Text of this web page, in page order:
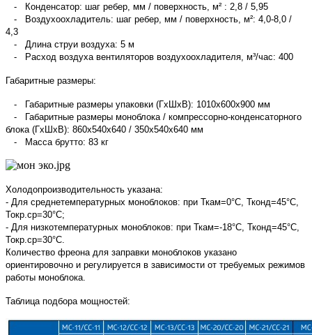
- Конденсатор: шаг ребер, мм / поверхность, м² : 2,8 / 5,95
- Воздухоохладитель: шаг ребер, мм / поверхность, м²: 4,0-8,0 /
4,3
- Длина струи воздуха: 5 м
- Расход воздуха вентиляторов воздухоохладителя, м³/час: 400
Габаритные размеры:
- Габаритные размеры упаковки (ГхШхВ): 1010х600х900 мм
- Габаритные размеры моноблока / компрессорно-конденсаторного
блока (ГхШхВ): 860х540х640 / 350х540х640 мм
- Масса брутто: 83 кг
Холодопроизводительность указана:
- Для среднетемпературных моноблоков: при Ткам=0°С, Тконд=45°С,
Токр.ср=30°С;
- Для низкотемпературных моноблоков: при Ткам=-18°С, Тконд=45°С,
Токр.ср=30°С.
Количество фреона для заправки моноблоков указано
ориентировочно и регулируется в зависимости от требуемых режимов
работы моноблока.
Таблица подбора мощностей: